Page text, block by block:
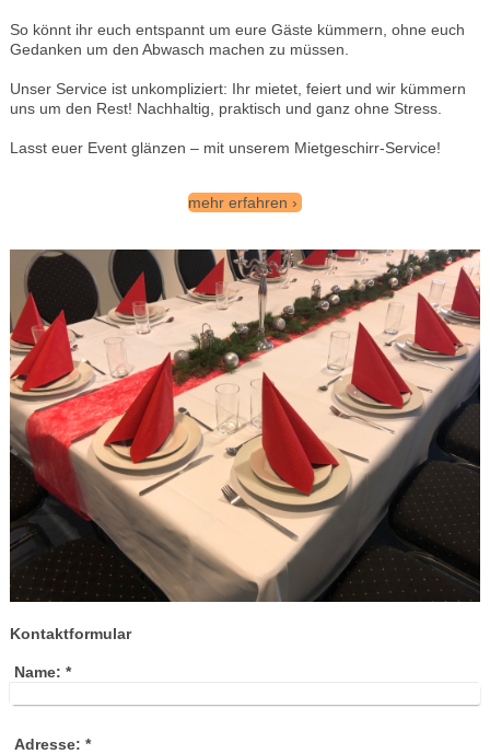
So könnt ihr euch entspannt um eure Gäste kümmern, ohne euch
Gedanken um den Abwasch machen zu müssen.
Unser Service ist unkompliziert: Ihr mietet, feiert und wir kümmern
uns um den Rest! Nachhaltig, praktisch und ganz ohne Stress.
Lasst euer Event glänzen – mit unserem Mietgeschirr-Service!
mehr erfahren
Kontaktformular
Name: *
Adresse: *